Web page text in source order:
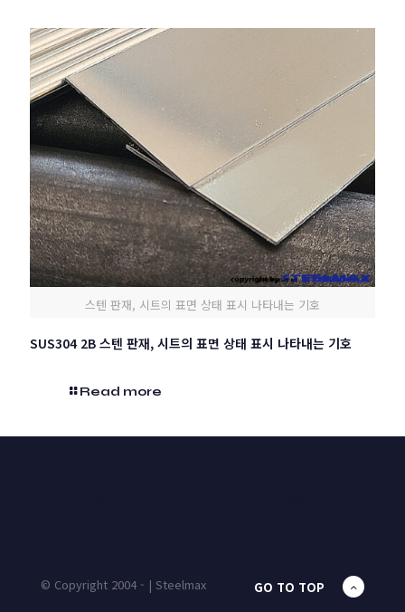
스텐 판재, 시트의 표면 상태 표시 나타내는 기호
SUS304 2B 스텐 판재, 시트의 표면 상태 표시 나타내는 기호
Read more
© Copyright 2004 - | Steelmax GO TO TOP